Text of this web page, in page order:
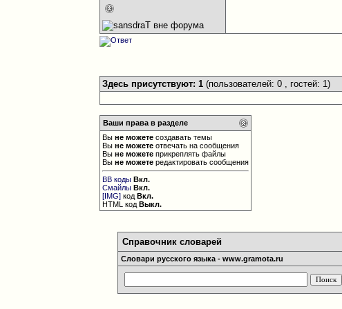
Здесь присутствуют: 1(пользователей: 0 , гостей: 1)
Ваши права в разделе
Выне можете создавать темы
Выне можете отвечать на сообщения
Выне можете прикреплять файлы
Выне можете редактировать сообщения
BB коды Вкл.
Смайлы Вкл.
[IMG] кодВкл.
HTML кодВыкл.
Справочник словарей
Словари русского языка - www.gramota.ru